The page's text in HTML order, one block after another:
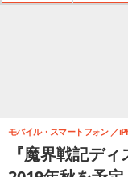
『魔界戦記デ
モバイル・スマートフォン